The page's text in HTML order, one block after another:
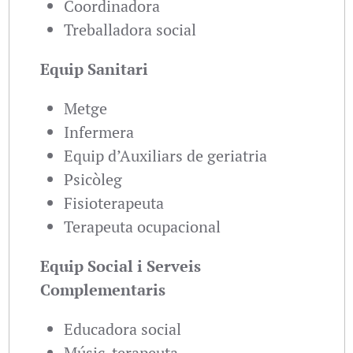
Coordinadora
Treballadora social
Equip Sanitari
Metge
Infermera
Equip d’Auxiliars de geriatria
Psicòleg
Fisioterapeuta
Terapeuta ocupacional
Equip Social i Serveis
Complementaris
Educadora social